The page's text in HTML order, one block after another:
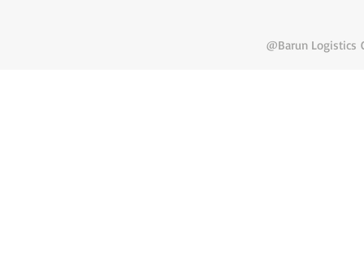
@Barun Logistics